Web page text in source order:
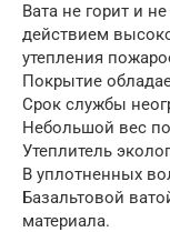
Вата не горит и
действием
утепления
Покрытие
Срок службы
Небольшой вес
Утеплитель
В уплотненных
Базальтовой
материала.